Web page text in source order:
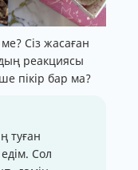
Сіз жасаған
реакциясы
пікір бар ма?
туған
Сол